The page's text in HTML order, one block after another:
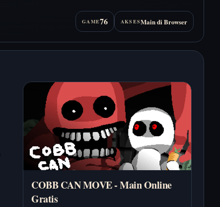
GAME76 AKSESMain di Browser
COBB CAN MOVE - Main Online
Gratis